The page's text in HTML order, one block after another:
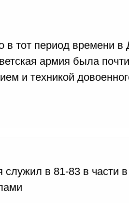
в тот период времени в
армия была
и техникой
служил в 81-83 в части